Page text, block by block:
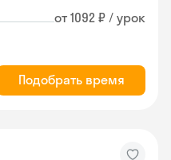
от 1092 ₽ / урок
Подобрать время